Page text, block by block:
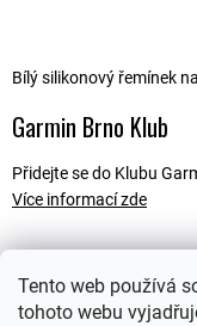
Tento web používá
tohoto webu
Bílý silikonový řemínek
Garmin Brno Klub
Přidejte se do Klubu
Více informací zde
Popis